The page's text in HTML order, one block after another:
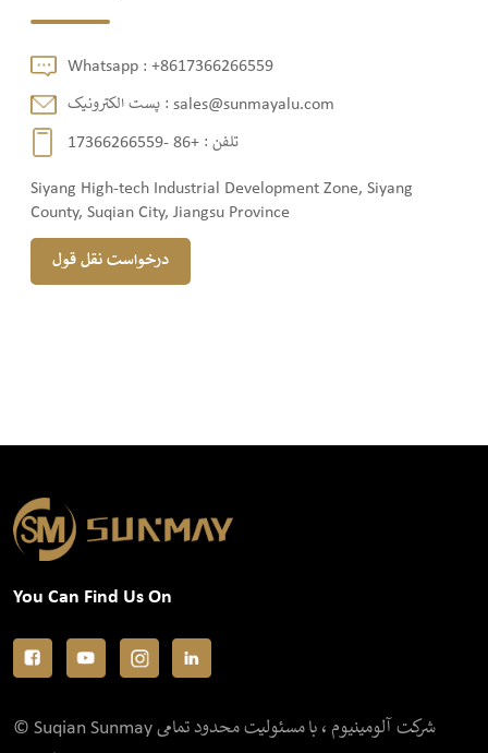
Whatsapp :+8617366266559
پست الکترونیک :sales@sunmayalu.com
تلفن : +86 -17366266559
Siyang High-tech Industrial Development Zone, Siyang
County, Suqian City, Jiangsu Province
درخواست نقل قول
You Can Find Us On
© Suqian Sunmay شرکت آلومینیوم ، با مسئولیت محدود تمامی